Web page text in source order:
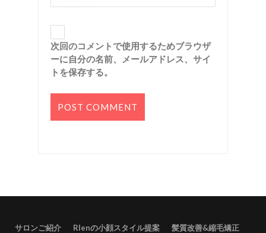
次回のコメントで使用するためブラウザ
ーに自分の名前、メールアドレス、サイ
トを保存する。
サロンご紹介 RIenの小顔スタイル提案 髪質改善&縮毛矯正